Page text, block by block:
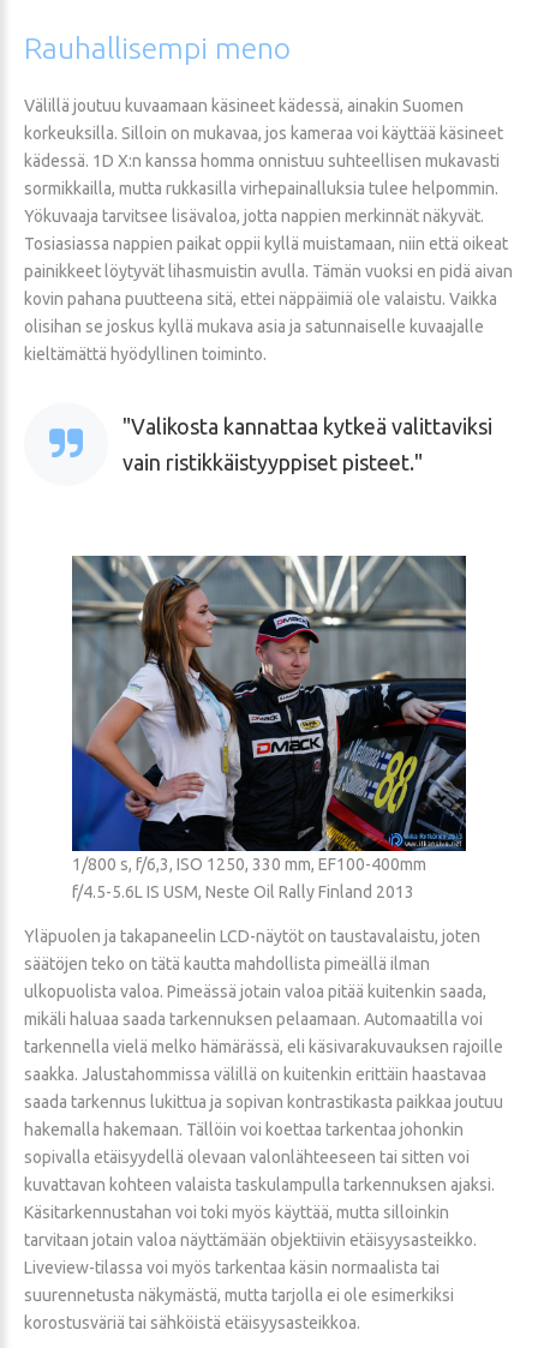
Rauhallisempi meno
Välillä joutuu kuvaamaan käsineet kädessä, ainakin Suomen
korkeuksilla. Silloin on mukavaa, jos kameraa voi käyttää käsineet
kädessä. 1D X:n kanssa homma onnistuu suhteellisen mukavasti
sormikkailla, mutta rukkasilla virhepainalluksia tulee helpommin.
Yökuvaaja tarvitsee lisävaloa, jotta nappien merkinnät näkyvät.
Tosiasiassa nappien paikat oppii kyllä muistamaan, niin että oikeat
painikkeet löytyvät lihasmuistin avulla. Tämän vuoksi en pidä aivan
kovin pahana puutteena sitä, ettei näppäimiä ole valaistu. Vaikka
olisihan se joskus kyllä mukava asia ja satunnaiselle kuvaajalle
kieltämättä hyödyllinen toiminto.
Valikosta kannattaa kytkeä valittaviksi
vain ristikkäistyyppiset pisteet.
1/800 s, f/6,3, ISO 1250, 330 mm, EF100-400mm
f/4.5-5.6L IS USM, Neste Oil Rally Finland 2013
Yläpuolen ja takapaneelin LCD-näytöt on taustavalaistu, joten
säätöjen teko on tätä kautta mahdollista pimeällä ilman
ulkopuolista valoa. Pimeässä jotain valoa pitää kuitenkin saada,
mikäli haluaa saada tarkennuksen pelaamaan. Automaatilla voi
tarkennella vielä melko hämärässä, eli käsivarakuvauksen rajoille
saakka. Jalustahommissa välillä on kuitenkin erittäin haastavaa
saada tarkennus lukittua ja sopivan kontrastikasta paikkaa joutuu
hakemalla hakemaan. Tällöin voi koettaa tarkentaa johonkin
sopivalla etäisyydellä olevaan valonlähteeseen tai sitten voi
kuvattavan kohteen valaista taskulampulla tarkennuksen ajaksi.
Käsitarkennustahan voi toki myös käyttää, mutta silloinkin
tarvitaan jotain valoa näyttämään objektiivin etäisyysasteikko.
Liveview-tilassa voi myös tarkentaa käsin normaalista tai
suurennetusta näkymästä, mutta tarjolla ei ole esimerkiksi
korostusväriä tai sähköistä etäisyysasteikkoa.